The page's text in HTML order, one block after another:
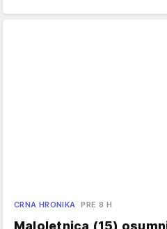
CRNA HRONIKA PRE 8 H
Maloletnica (15)